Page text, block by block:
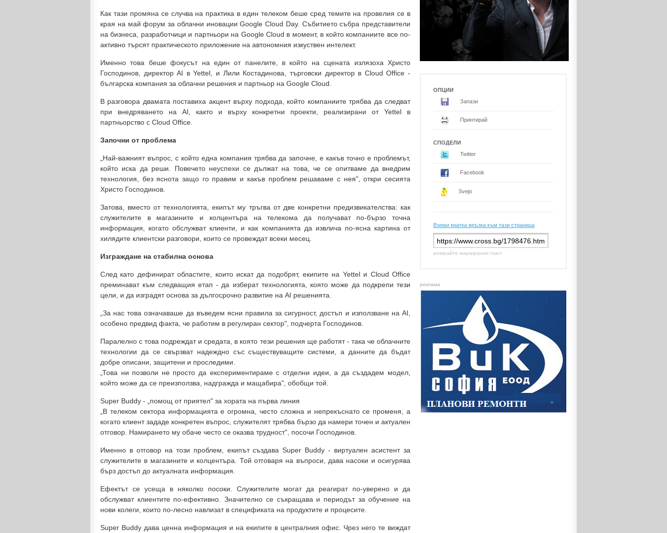
Как тази промяна се случва на практика в един телеком беше сред темите на провелия се в
края на май форум за облачни иновации Google Cloud Day. Събитието събра представители
на бизнеса, разработчици и партньори на Google Cloud в момент, в който компаниите все по-
активно търсят практическото приложение на автономния изкуствен интелект.
Именно това беше фокусът на един от панелите, в който на сцената излязоха Христо
Господинов, директор AI в Yettel, и Лили Костадинова, търговски директор в Cloud Office -
българска компания за облачни решения и партньор на Google Cloud.
В разговора двамата поставиха акцент върху подхода, който компаниите трябва да следват
при внедряването на AI, както и върху конкретни проекти, реализирани от Yettel в
партньорство с Cloud Office.
Започни от проблема
„Най-важният въпрос, с който една компания трябва да започне, е какъв точно е проблемът,
който иска да реши. Повечето неуспехи се дължат на това, че се опитваме да внедрим
технология, без яснота защо го правим и какъв проблем решаваме с нея", откри сесията
Христо Господинов.
Затова, вместо от технологията, екипът му тръгва от две конкретни предизвикателства: как
служителите в магазините и колцентъра на телекома да получават по-бързо точна
информация, когато обслужват клиенти, и как компанията да извлича по-ясна картина от
хилядите клиентски разговори, които се провеждат всеки месец.
Изграждане на стабилна основа
След като дефинират областите, които искат да подобрят, екипите на Yettel и Cloud Office
преминават към следващия етап - да изберат технологията, която може да подкрепи тези
цели, и да изградят основа за дългосрочно развитие на AI решенията.
„За нас това означаваше да въведем ясни правила за сигурност, достъп и използване на AI,
особено предвид факта, че работим в регулиран сектор", подчерта Господинов.
Паралелно с това подреждат и средата, в която тези решения ще работят - така че облачните
технологии да се свързват надеждно със съществуващите системи, а данните да бъдат
добре описани, защитени и проследими.
„Това ни позволи не просто да експериментираме с отделни идеи, а да създадем модел,
който може да се преизползва, надгражда и мащабира", обобщи той.
Super Buddy - „помощ от приятел" за хората на първа линия
„В телеком сектора информацията е огромна, често сложна и непрекъснато се променя, а
когато клиент зададе конкретен въпрос, служителят трябва бързо да намери точен и актуален
отговор. Намирането му обаче често се оказва трудност", посочи Господинов.
Именно в отговор на този проблем, екипът създава Super Buddy - виртуален асистент за
служителите в магазините и колцентъра. Той отговаря на въпроси, дава насоки и осигурява
бърз достъп до актуалната информация.
Ефектът се усеща в няколко посоки. Служителите могат да реагират по-уверено и да
обслужват клиентите по-ефективно. Значително се съкращава и периодът за обучение на
нови колеги, които по-лесно навлизат в спецификата на продуктите и процесите.
Super Buddy дава ценна информация и на екипите в централния офис. Чрез него те виждат
ОПЦИИ
Запази
Принтирай
СПОДЕЛИ
Twitter
Facebook
Svejo
Вземи кратка връзка към тази страница
копирайте маркирания текст
реклама